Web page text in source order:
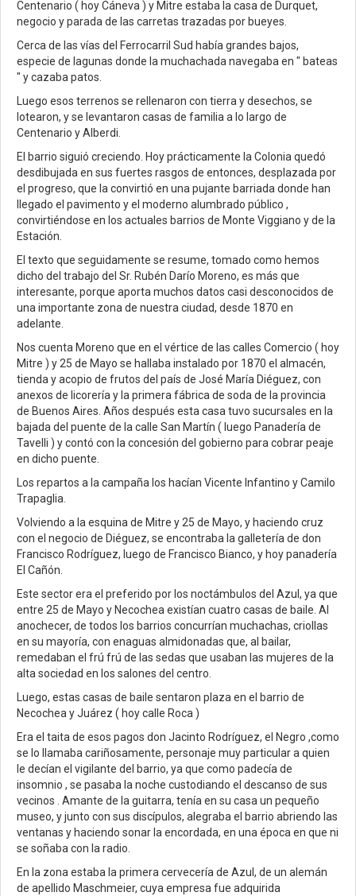
Centenario ( hoy Cáneva ) y Mitre estaba la casa de Durquet,
negocio y parada de las carretas trazadas por bueyes.
Cerca de las vías del Ferrocarril Sud había grandes bajos,
especie de lagunas donde la muchachada navegaba en " bateas
" y cazaba patos.
Luego esos terrenos se rellenaron con tierra y desechos, se
lotearon, y se levantaron casas de familia a lo largo de
Centenario y Alberdi.
El barrio siguió creciendo. Hoy prácticamente la Colonia quedó
desdibujada en sus fuertes rasgos de entonces, desplazada por
el progreso, que la convirtió en una pujante barriada donde han
llegado el pavimento y el moderno alumbrado público ,
convirtiéndose en los actuales barrios de Monte Viggiano y de la
Estación.
El texto que seguidamente se resume, tomado como hemos
dicho del trabajo del Sr. Rubén Darío Moreno, es más que
interesante, porque aporta muchos datos casi desconocidos de
una importante zona de nuestra ciudad, desde 1870 en
adelante.
Nos cuenta Moreno que en el vértice de las calles Comercio ( hoy
Mitre ) y 25 de Mayo se hallaba instalado por 1870 el almacén,
tienda y acopio de frutos del país de José María Diéguez, con
anexos de licorería y la primera fábrica de soda de la provincia
de Buenos Aires. Años después esta casa tuvo sucursales en la
bajada del puente de la calle San Martín ( luego Panadería de
Tavelli ) y contó con la concesión del gobierno para cobrar peaje
en dicho puente.
Los repartos a la campaña los hacían Vicente Infantino y Camilo
Trapaglia.
Volviendo a la esquina de Mitre y 25 de Mayo, y haciendo cruz
con el negocio de Diéguez, se encontraba la galletería de don
Francisco Rodríguez, luego de Francisco Bianco, y hoy panadería
El Cañón.
Este sector era el preferido por los noctámbulos del Azul, ya que
entre 25 de Mayo y Necochea existían cuatro casas de baile. Al
anochecer, de todos los barrios concurrían muchachas, criollas
en su mayoría, con enaguas almidonadas que, al bailar,
remedaban el frú frú de las sedas que usaban las mujeres de la
alta sociedad en los salones del centro.
Luego, estas casas de baile sentaron plaza en el barrio de
Necochea y Juárez ( hoy calle Roca )
Era el taita de esos pagos don Jacinto Rodríguez, el Negro ,como
se lo llamaba cariñosamente, personaje muy particular a quien
le decían el vigilante del barrio, ya que como padecía de
insomnio , se pasaba la noche custodiando el descanso de sus
vecinos . Amante de la guitarra, tenía en su casa un pequeño
museo, y junto con sus discípulos, alegraba el barrio abriendo las
ventanas y haciendo sonar la encordada, en una época en que ni
se soñaba con la radio.
En la zona estaba la primera cervecería de Azul, de un alemán
de apellido Maschmeier, cuya empresa fue adquirida